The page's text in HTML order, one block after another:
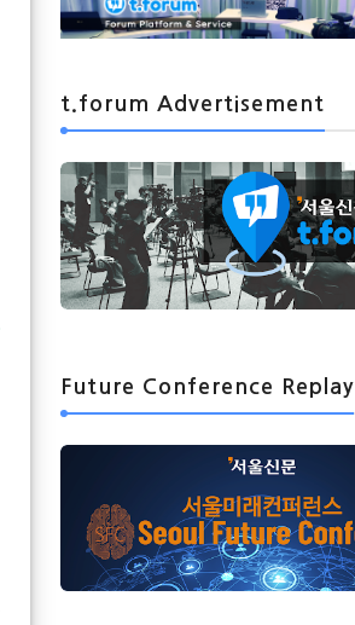
t.forum Advertisement
Future Conference Replay